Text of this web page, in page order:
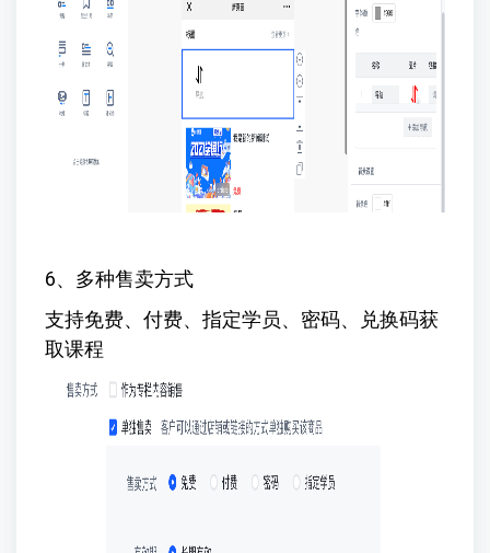
6、多种售卖方式
支持免费、付费、指定学员、密码、兑换码获
取课程